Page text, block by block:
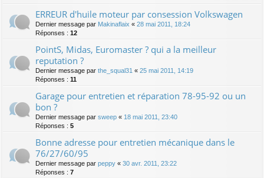
ERREUR d'huile moteur par consession Volkswagen
Dernier message par Makinaflaix « 28 mai 2011, 18:24
Réponses : 12
PointS, Midas, Euromaster ? qui a la meilleur
reputation ?
Dernier message par the_squal31 « 25 mai 2011, 14:19
Réponses : 11
Garage pour entretien et réparation 78-95-92 ou un
bon ?
Dernier message par sweep « 18 mai 2011, 23:40
Réponses : 5
Bonne adresse pour entretien mécanique dans le
76/27/60/95
Dernier message par peppy « 30 avr. 2011, 23:22
Réponses : 7